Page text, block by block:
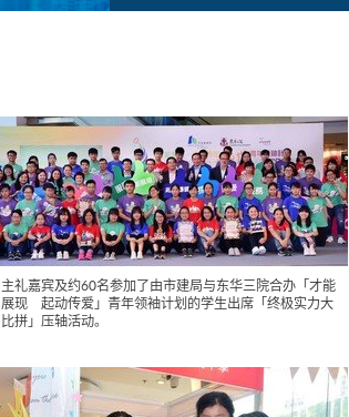
主礼嘉宾及约60名参加了由市建局与东华三院合办「才能
展现 起动传爱」青年领袖计划的学生出席「终极实力大
比拼」压轴活动。